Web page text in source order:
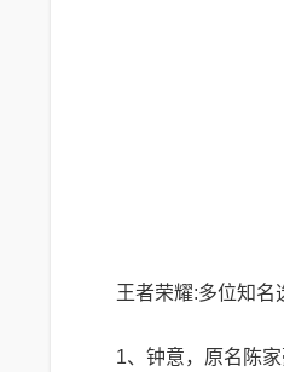
王者荣耀:多位知名
1、钟意，原名陈